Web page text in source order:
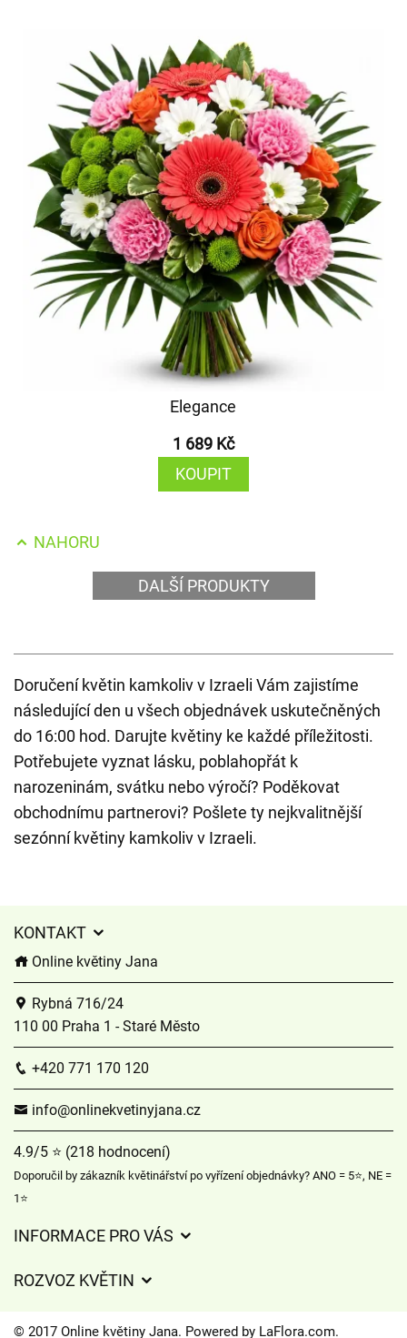
Elegance
1 689 Kč
KOUPIT
NAHORU
DALŠÍ PRODUKTY
Doručení květin kamkoliv v Izraeli Vám zajistíme
následující den u všech objednávek uskutečněných
do 16:00 hod. Darujte květiny ke každé příležitosti.
Potřebujete vyznat lásku, poblahopřát k
narozeninám, svátku nebo výročí? Poděkovat
obchodnímu partnerovi? Pošlete ty nejkvalitnější
sezónní květiny kamkoliv v Izraeli.
KONTAKT
Online květiny Jana
Rybná 716/24
110 00 Praha 1 - Staré Město
+420 771 170 120
info@onlinekvetinyjana.cz
4.9/5 ⭐ (218 hodnocení)
Doporučil by zákazník květinářství po vyřízení objednávky? ANO = 5⭐, NE =
1⭐
INFORMACE PRO VÁS
Význam druhů květin
ROZVOZ KVĚTIN
© 2017 Online květiny Jana. Powered by LaFlora.com.